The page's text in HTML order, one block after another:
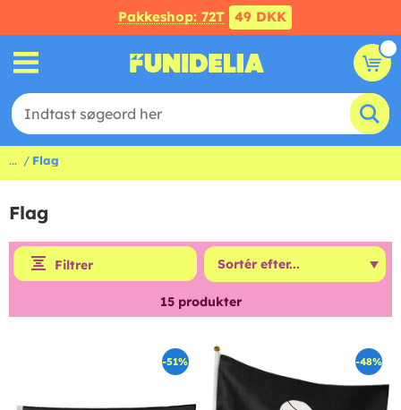
Pakkeshop: 72T 49 DKK
... Flag
Flag
Filtrer
15produkter
-51% -48%